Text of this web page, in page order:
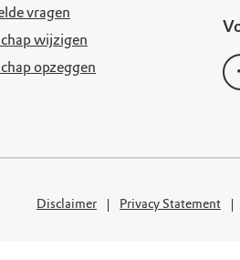
vragen
wijzigen
opzeggen
Disclaimer Privacy Statement